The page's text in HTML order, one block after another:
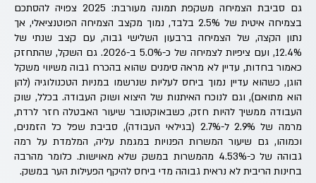
גם סביבת הצמיחה משקפת תמונה מעורבת: 2025 צפויה להסתכם
בצמיחה איטית של 2.5% בלבד, נמוך מקצב הצמיחה הפוטנציאלי, אך
נתון הקצה, של הצמיחה ברבעון השלישי גבוה, עם קצב שנתי של
12.4%, ועם ציפיות לצמיחה של כ-5.0% ב-2026. גם השקל, שהתחזק
כאמור בחדות, עדיין לא מראה סימנים שהוא בהכרח גבוה משיווי משקל
הוגן, כשהוא עדיין נמוך ביחס לעליות שנרשמו במניות הטכנולוגיה (להן
הוא מתואם), וגם לנוכח האיתנות של היצוא ושוק העבודה. בכלל, שוק
העבודה ממשיך להיות חזק, כשבאוקטובר שיעור האבטלה חזר לרדת,
מרמה של 2.9% ל-2.7% (בגילאי העבודה), סביבת שפל כל הזמנים,
וכמוהו, גם שיעור המשרות הפנויות במגמת עליה, המלמדת על רמה
גבוהה של כ-4.53% מהמשרות במשק שלא מאוישות. כלומר מהרבה
בחינות הריבית לא נראית גבוהה מדי ביחס להיקף הפעילות הער במשק.